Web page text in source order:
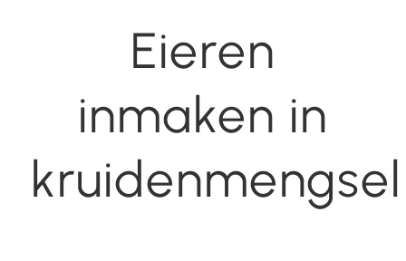
Eieren
inmaken in
kruidenmengsel